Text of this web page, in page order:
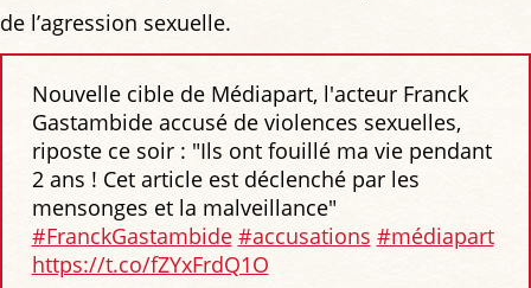
de l’agression sexuelle.
Nouvelle cible de Médiapart, l'acteur Franck
Gastambide accusé de violences sexuelles,
riposte ce soir : "Ils ont fouillé ma vie pendant
2 ans ! Cet article est déclenché par les
mensonges et la malveillance"
#FranckGastambide #accusations #médiapart
https://t.co/fZYxFrdQ1O